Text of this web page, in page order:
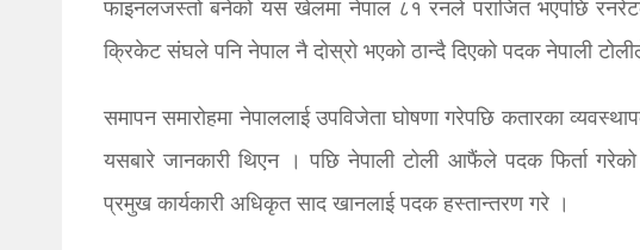
फाइनलजस्तो बनेको यस खेलमा नेपाल ८१ रनले पराजित भएपछि
क्रिकेट संघले पनि नेपाल नै दोस्रो भएको ठान्दै दिएको पदक नेपाली
समापन समारोहमा नेपाललाई उपविजेता घोषणा गरेपछि कतारका
यसबारे जानकारी थिएन । पछि नेपाली टोली आफैंले पदक फिर्ता
प्रमुख कार्यकारी अधिकृत साद खानलाई पदक हस्तान्तरण गरे ।